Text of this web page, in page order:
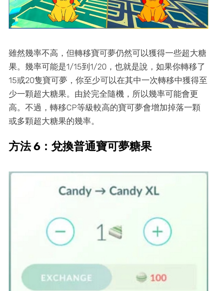
雖然幾率不高，但轉移寶可夢仍然可以獲得一些超大糖
果。幾率可能是1/15到1/20，也就是說，如果你轉移了
15或20隻寶可夢，你至少可以在其中一次轉移中獲得至
少一顆超大糖果。由於完全隨機，所以幾率可能會更
高。不過，轉移CP等級較高的寶可夢會增加掉落一顆
或多顆超大糖果的幾率。
方法 6：兌換普通寶可夢糖果